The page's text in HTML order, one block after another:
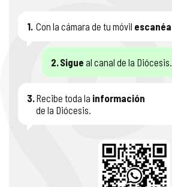
1. Con la cámara de tu móvil escanéa
2.Sigue al canal de la Diócesis.
3.Recibe toda la información
de la Diócesis.